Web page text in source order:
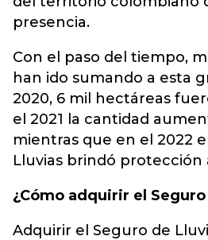
presencia.
Con el paso del tiempo,
han ido sumando a esta
2020, 6 mil hectáreas
el 2021 la cantidad
mientras que en el 2022
Lluvias brindó protección
¿Cómo adquirir el
Adquirir el Seguro de